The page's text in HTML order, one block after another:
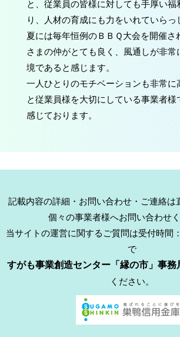
と、従業員の皆様に対しても手厚い福
り、人材の育成にも力をいれていらっ
夏には毎年恒例のＢＢＱ大会を開催さ
さまの仲がとても良く、風通しが非常
境であると感じます。
一人ひとりのモチベーションも非常に
と従業員様を大切にしている事業者様
感じております。
記載内容の詳細・お問い合わせ・ご連絡は
個々の事業者様へお問い合わせく
当サイトの運営に関するご質問は受付時間
で
すがも事業創造センター「縁の市」事務
ください。